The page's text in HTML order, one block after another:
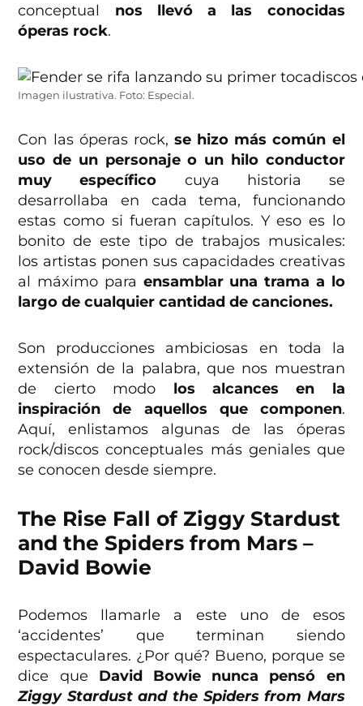
conceptual
nos llevó a las conocidas
óperas rock.
Imagen ilustrativa. Foto: Especial.
Con las óperas rock, se hizo más común el
uso de un personaje o un hilo conductor
muy específico cuya historia se
desarrollaba en cada tema, funcionando
estas como si fueran capítulos. Y eso es lo
bonito de este tipo de trabajos musicales:
los artistas ponen sus capacidades creativas
al máximo para ensamblar una trama a lo
largo de cualquier cantidad de canciones.
Son producciones ambiciosas en toda la
extensión de la palabra, que nos muestran
de cierto modo los alcances en la
inspiración de aquellos que componen.
Aquí, enlistamos algunas de las óperas
rock/discos conceptuales más geniales que
se conocen desde siempre.
The Rise Fall of Ziggy Stardust
and the Spiders from Mars –
David Bowie
Podemos llamarle a este uno de esos
‘accidentes’ que terminan siendo
espectaculares. ¿Por qué? Bueno, porque se
dice que David Bowie nunca pensó en
Ziggy Stardust and the Spiders from Mars